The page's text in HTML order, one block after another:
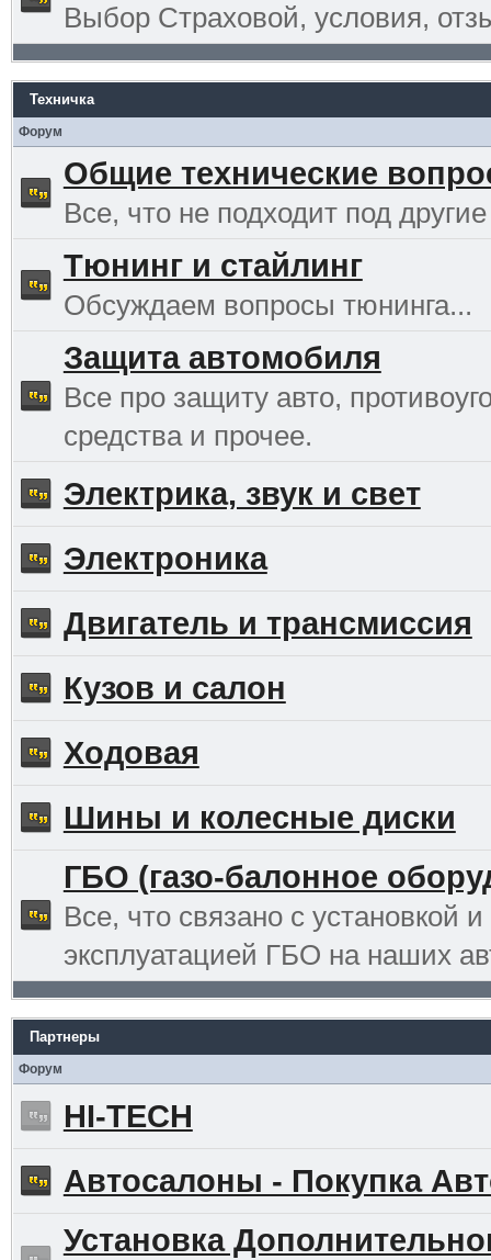
Выбор Страховой, условия,
Техничка
Форум
Общие технические
Все, что не подходит под другие
Тюнинг и стайлинг
Обсуждаем вопросы тюнинга...
Защита автомобиля
Все про защиту авто,
средства и прочее.
Электрика, звук и свет
Электроника
Двигатель и трансмиссия
Кузов и салон
Ходовая
Шины и колесные диски
ГБО (газо-балонное
Все, что связано с установкой и
эксплуатацией ГБО на наших
Партнеры
Форум
HI-TECH
Автосалоны - Покупка
Установка